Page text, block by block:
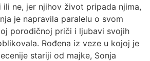
ne, jer njihov život pripada njima,
je napravila paralelu o svom
porodičnoj priči i ljubavi svojih
Rođena iz veze u kojoj je
stariji od majke, Sonja